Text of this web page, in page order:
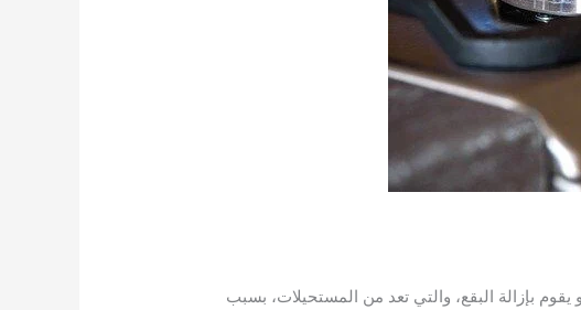
بإزالة البقع، والتي تعد من المستحيلات، بسبب